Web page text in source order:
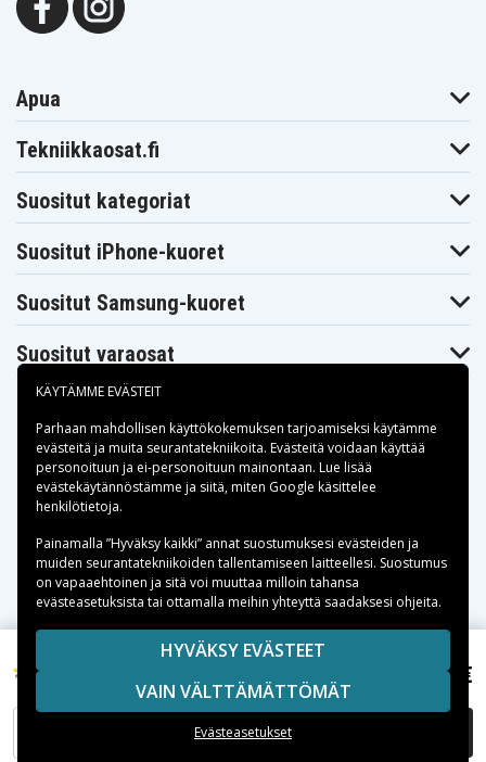
7,99 €
LISÄÄ OSTOSKORIIN
Apua
Tekniikkaosat.fi
Suositut kategoriat
Suositut iPhone-kuoret
Suositut Samsung-kuoret
Suositut varaosat
Maksuvaihtoehdot
Toimitusvaihtoehdot
Copyright © 2026, Spares Nordic AB
SIVULLA MAINITUT TAVARAMERKIT OVAT OMISTAJIENSA
OMAISUUTTA.
KÄYTÄMME EVÄSTEIT
Parhaan mahdollisen käyttökokemuksen tarjoamiseksi käytämme
evästeitä ja muita seurantatekniikoita. Evästeitä voidaan käyttää
personoituun ja ei-personoituun mainontaan. Lue lisää
evästekäytännöstämme ja siitä, miten Google käsittelee
henkilötietoja.
Painamalla ”Hyväksy kaikki” annat suostumuksesi evästeiden ja
muiden seurantatekniikoiden tallentamiseen laitteellesi. Suostumus
on vapaaehtoinen ja sitä voi muuttaa milloin tahansa
evästeasetuksista tai ottamalla meihin yhteyttä saadaksesi ohjeita.
HYVÄKSY EVÄSTEET
VAIN VÄLTTÄMÄTTÖMÄT
Evästeasetukset